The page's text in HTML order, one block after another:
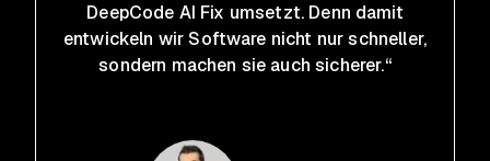
DeepCode AI Fix umsetzt. Denn damit
entwickeln wir Software nicht nur schneller,
sondern machen sie auch sicherer.“